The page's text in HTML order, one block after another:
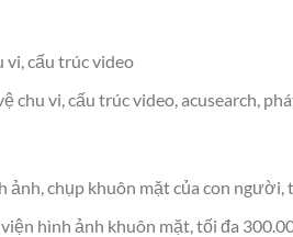
vi, cấu trúc video
chu vi, cấu trúc video, acusearch,
ảnh, chụp khuôn mặt của con người,
hình ảnh khuôn mặt, tối đa